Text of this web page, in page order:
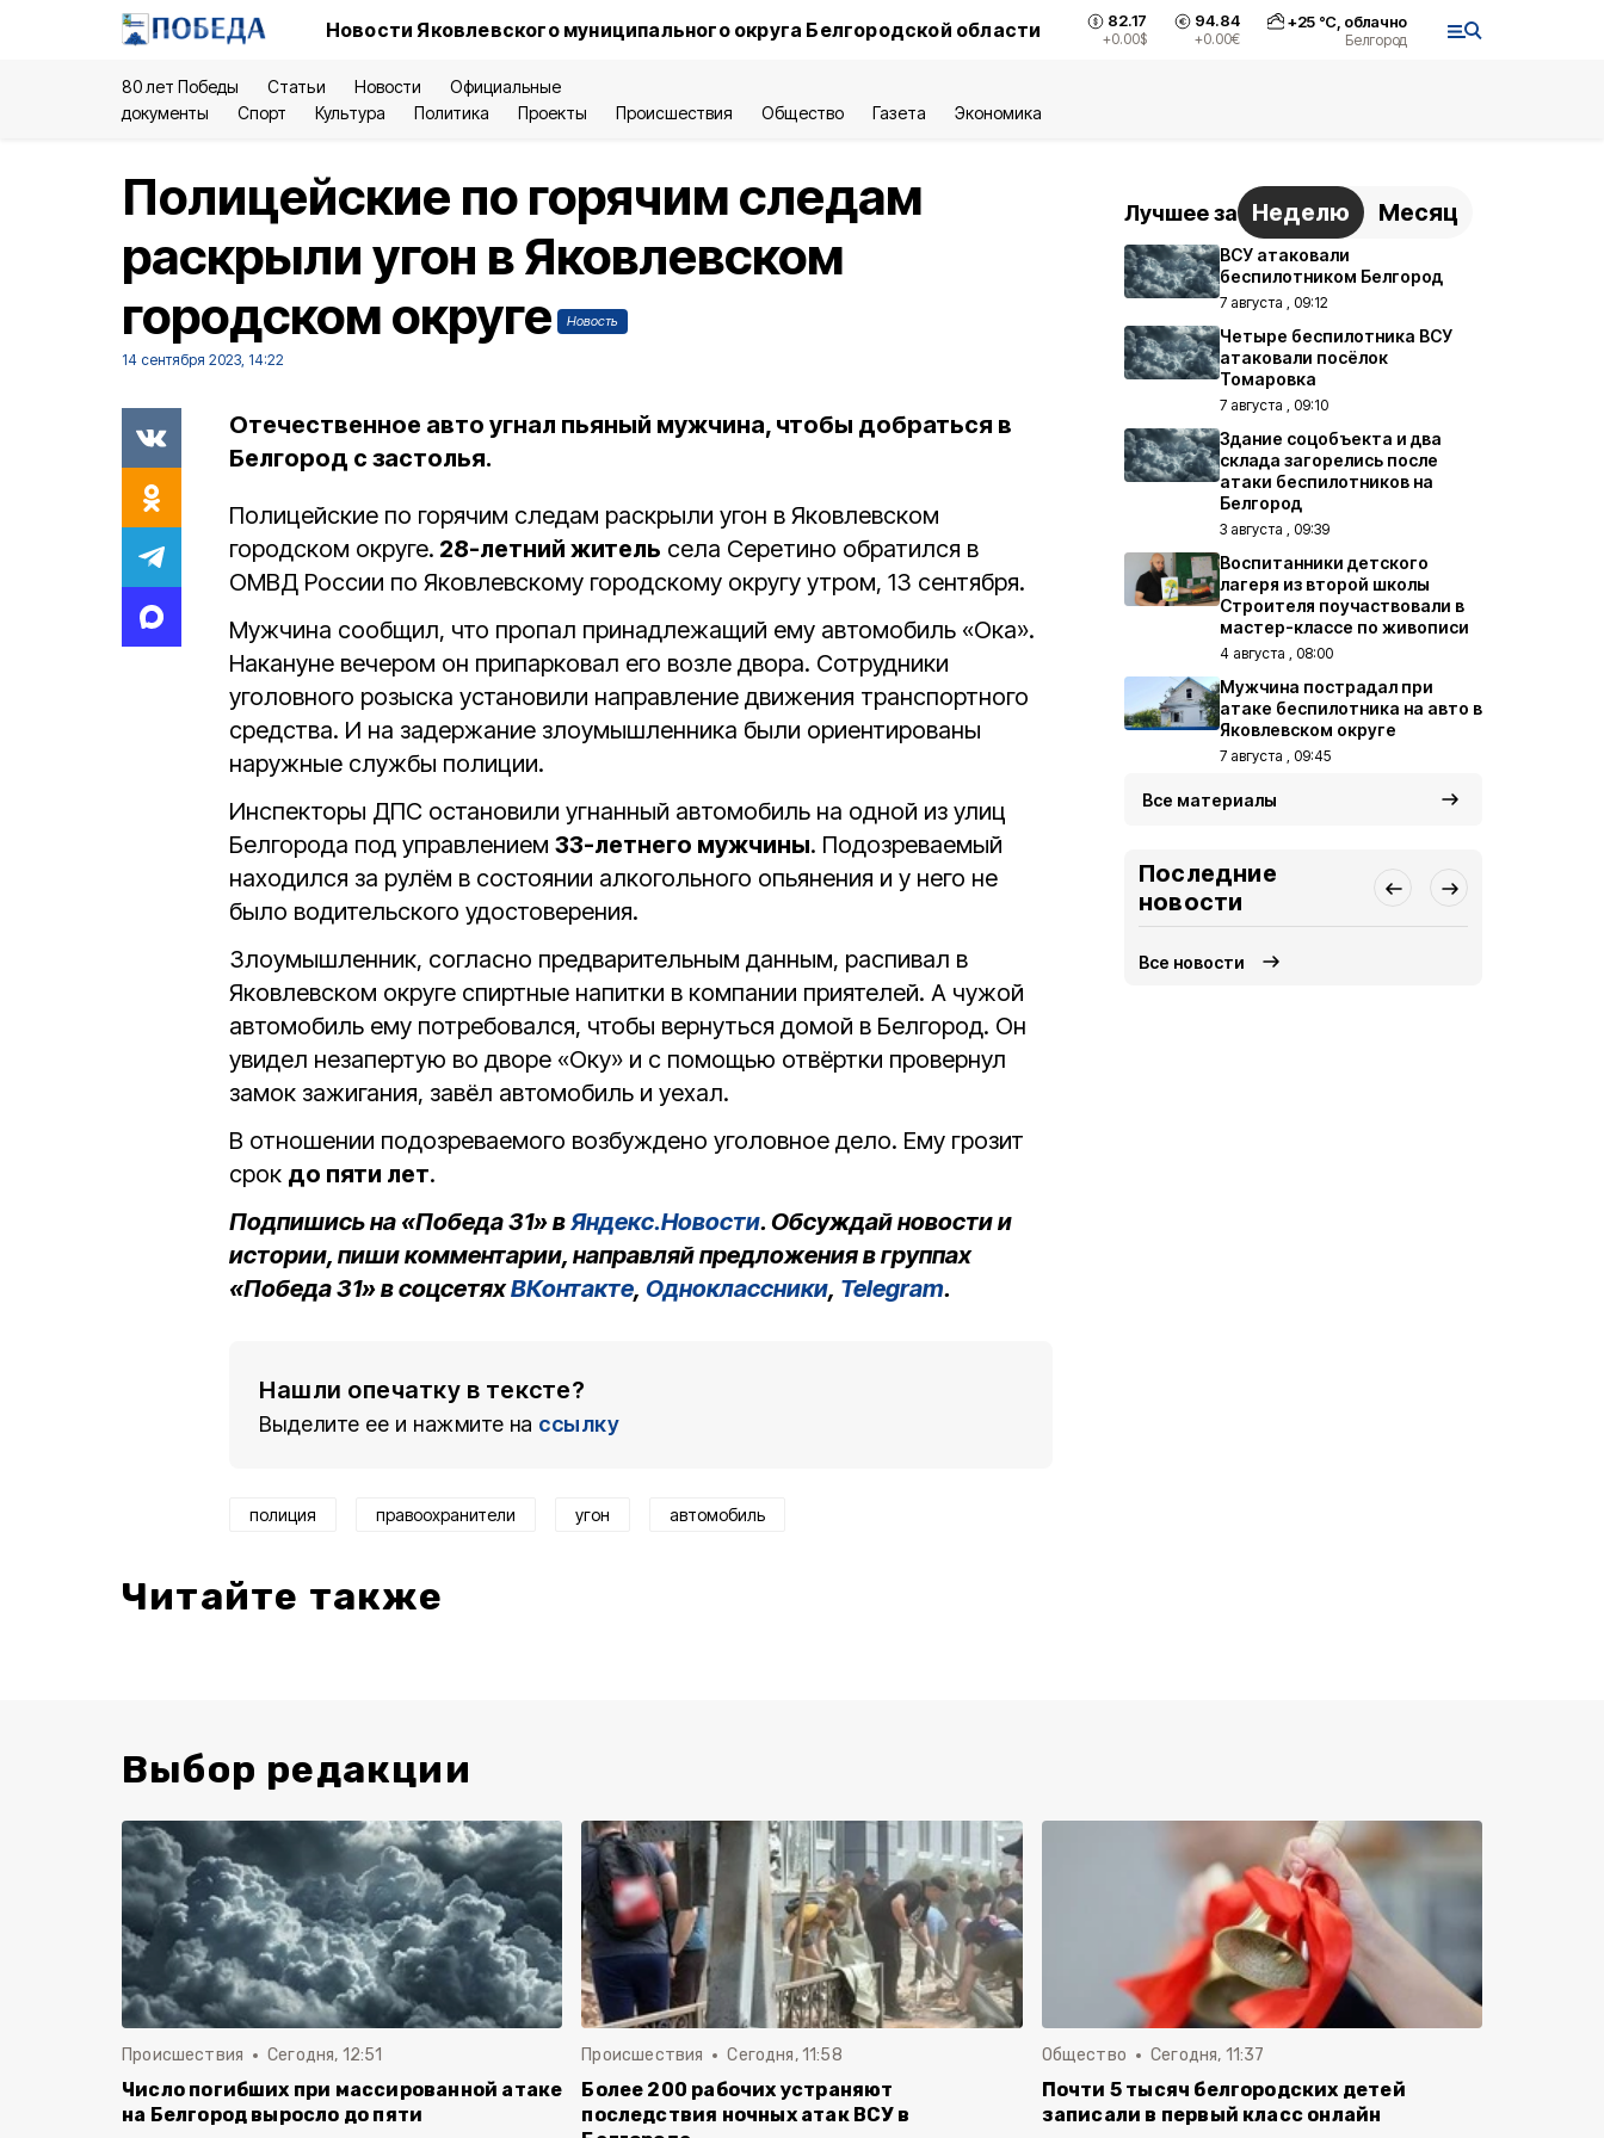
Новости Яковлевского муниципального округа Белгородской области 82.17
+0.00$
94.84
+0.00€
+25°С, облачно
Белгород
80 лет Победы Статьи Новости
Официальные
документы
Спорт Культура Политика Проекты Происшествия Общество Газета Экономика
Полицейские по горячим следам
раскрыли угон в Яковлевском
городском округе
Новость
14 сентября 2023, 14:22
Отечественное авто угнал пьяный мужчина, чтобы добраться в
Белгород с застолья.
Полицейские по горячим следам раскрыли угон в Яковлевском
городском округе. 28-летний житель села Серетино обратился в
ОМВД России по Яковлевскому городскому округу утром, 13 сентября.
Мужчина сообщил, что пропал принадлежащий ему автомобиль «Ока».
Накануне вечером он припарковал его возле двора. Сотрудники
уголовного розыска установили направление движения транспортного
средства. И на задержание злоумышленника были ориентированы
наружные службы полиции.
Инспекторы ДПС остановили угнанный автомобиль на одной из улиц
Белгорода под управлением 33-летнего мужчины. Подозреваемый
находился за рулём в состоянии алкогольного опьянения и у него не
было водительского удостоверения.
Злоумышленник, согласно предварительным данным, распивал в
Яковлевском округе спиртные напитки в компании приятелей. А чужой
автомобиль ему потребовался, чтобы вернуться домой в Белгород. Он
увидел незапертую во дворе «Оку» и с помощью отвёртки провернул
замок зажигания, завёл автомобиль и уехал.
В отношении подозреваемого возбуждено уголовное дело. Ему грозит
срок до пяти лет.
Подпишись на «Победа 31» вЯндекс.Новости. Обсуждай новости и
истории, пиши комментарии, направляй предложения в группах
«Победа 31» в соцсетяхВКонтакте, Одноклассники, Telegram.
Нашли опечатку в тексте?
Выделите ее и нажмите на ссылку
полиция правоохранители угон автомобиль
Читайте также
Лучшее за Неделю Месяц
ВСУ атаковали
беспилотником Белгород
7 августа , 09:12
Четыре беспилотника ВСУ
атаковали посёлок
Томаровка
7 августа , 09:10
Здание соцобъекта и два
склада загорелись после
атаки беспилотников на
Белгород
3 августа , 09:39
Воспитанники детского
лагеря из второй школы
Строителя поучаствовали в
мастер-классе по живописи
4 августа , 08:00
Мужчина пострадал при
атаке беспилотника на авто в
Яковлевском округе
7 августа , 09:45
Все материалы
Последние
новости
Все новости
Выбор редакции
Происшествия Сегодня, 12:51
Число погибших при массированной атаке
на Белгород выросло до пяти
Происшествия Сегодня, 11:58
Более 200 рабочих устраняют
последствия ночных атак ВСУ в
Общество Сегодня, 11:37
Почти 5 тысяч белгородских детей
записали в первый класс онлайн